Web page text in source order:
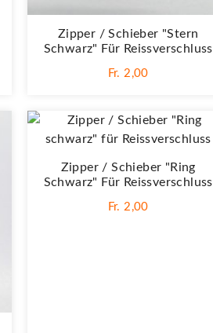
Zipper / Schieber "Stern
Schwarz" Für Reissverschluss
Fr. 2,00
Zipper / Schieber "Ring
Schwarz" Für Reissverschluss
Fr. 2,00